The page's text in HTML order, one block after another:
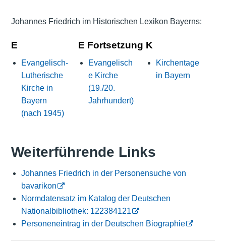
Johannes Friedrich im Historischen Lexikon Bayerns:
E
Evangelisch-
Lutherische
Kirche in
Bayern
(nach 1945)
E Fortsetzung
Evangelisch
e Kirche
(19./20.
Jahrhundert)
K
Kirchentage
in Bayern
Weiterführende Links
Johannes Friedrich in der Personensuche von
bavarikon
Normdatensatz im Katalog der Deutschen
Nationalbibliothek: 122384121
Personeneintrag in der Deutschen Biographie